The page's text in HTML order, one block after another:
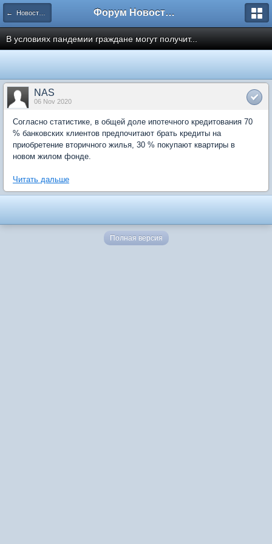
← Новости рынка недвижимости Форум Новостройки
В условиях пандемии граждане могут получит...
NAS
06 Nov 2020
Согласно статистике, в общей доле ипотечного кредитования 70
% банковских клиентов предпочитают брать кредиты на
приобретение вторичного жилья, 30 % покупают квартиры в
новом жилом фонде.
Читать дальше
Полная версия